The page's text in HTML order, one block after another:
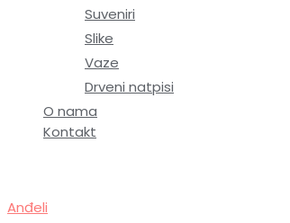
Suveniri
Slike
Vaze
Drveni natpisi
O nama
Kontakt
Anđeli